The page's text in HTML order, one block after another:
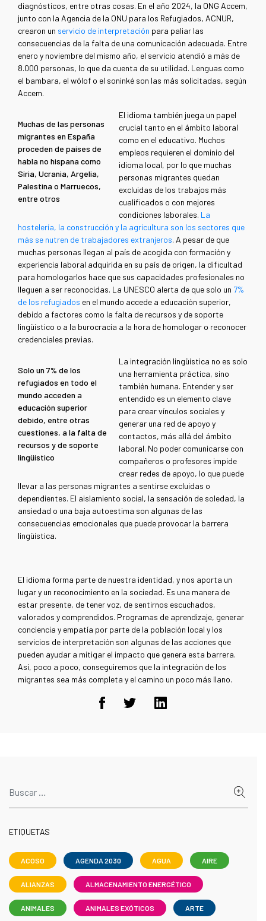
diagnósticos, entre otras cosas. En el año 2024, la ONG Accem,
junto con la Agencia de la ONU para los Refugiados, ACNUR,
crearon un servicio de interpretación para paliar las
consecuencias de la falta de una comunicación adecuada. Entre
enero y noviembre del mismo año, el servicio atendió a más de
8.000 personas, lo que da cuenta de su utilidad. Lenguas como
el bambara, el wólof o el soninké son las más solicitadas, según
Accem.
Muchas de las personas
migrantes en España
proceden de países de
habla no hispana como
Siria, Ucrania, Argelia,
Palestina o Marruecos,
entre otros
El idioma también juega un papel
crucial tanto en el ámbito laboral
como en el educativo. Muchos
empleos requieren el dominio del
idioma local, por lo que muchas
personas migrantes quedan
excluidas de los trabajos más
cualificados o con mejores
condiciones laborales. La
hostelería, la construcción y la agricultura son los sectores que
más se nutren de trabajadores extranjeros. A pesar de que
muchas personas llegan al país de acogida con formación y
experiencia laboral adquirida en su país de origen, la dificultad
para homologarlos hace que sus capacidades profesionales no
lleguen a ser reconocidas. La UNESCO alerta de que solo un 7%
de los refugiados en el mundo accede a educación superior,
debido a factores como la falta de recursos y de soporte
lingüístico o a la burocracia a la hora de homologar o reconocer
credenciales previas.
Solo un 7% de los
refugiados en todo el
mundo acceden a
educación superior
debido, entre otras
cuestiones, a la falta de
recursos y de soporte
lingüístico
La integración lingüística no es solo
una herramienta práctica, sino
también humana. Entender y ser
entendido es un elemento clave
para crear vínculos sociales y
generar una red de apoyo y
contactos, más allá del ámbito
laboral. No poder comunicarse con
compañeros o profesores impide
crear redes de apoyo, lo que puede
llevar a las personas migrantes a sentirse excluidas o
dependientes. El aislamiento social, la sensación de soledad, la
ansiedad o una baja autoestima son algunas de las
consecuencias emocionales que puede provocar la barrera
lingüística.
El idioma forma parte de nuestra identidad, y nos aporta un
lugar y un reconocimiento en la sociedad. Es una manera de
estar presente, de tener voz, de sentirnos escuchados,
valorados y comprendidos. Programas de aprendizaje, generar
conciencia y empatía por parte de la población local y los
servicios de interpretación son algunas de las acciones que
pueden ayudar a mitigar el impacto que genera esta barrera.
Así, poco a poco, conseguiremos que la integración de los
migrantes sea más completa y el camino un poco más llano.
ETIQUETAS
ACOSO AGENDA 2030 AGUA AIRE
ALIANZAS ALMACENAMIENTO ENERGÉTICO
ANIMALES ANIMALES EXÓTICOS ARTE